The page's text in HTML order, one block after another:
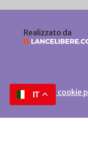
Realizzato da
Privacy e cookie
IT